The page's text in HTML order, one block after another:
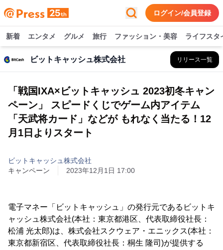
ログイン/会員登録
新着 エンタメ グルメ 旅行 ファッション・美容 ライフスタ
ビットキャッシュ株式会社 リリース一覧
「戦国IXA×ビットキャッシュ 2023初冬キャン
ペーン」 スピードくじでゲーム内アイテム
「天武将カード」などが もれなく当たる！12
月1日よりスタート
ビットキャッシュ株式会社
キャンペーン
2023年12月1日 17:00
電子マネー「ビットキャッシュ」の発行元であるビットキ
ャッシュ株式会社(本社：東京都港区、代表取締役社長：
松浦 光太郎)は、株式会社スクウェア・エニックス(本社：
東京都新宿区、代表取締役社長：桐生 隆司)が提供する